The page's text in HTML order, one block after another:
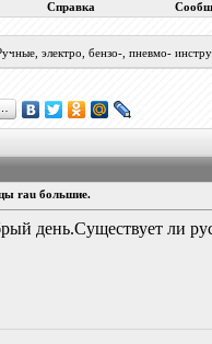
Справка
электро, бензо-, пневмо-
rau большие.
день.Существует ли